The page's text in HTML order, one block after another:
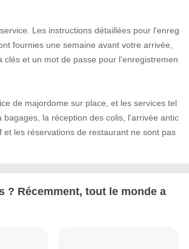
Les instructions détaillées pour l'enreg
fournies une semaine avant votre arrivée,
clés et un mot de passe pour l'enregistremen
de majordome sur place, et les services tel
bagages, la réception des colis, l'arrivée antic
et les réservations de restaurant ne sont pas
? Récemment, tout le monde a